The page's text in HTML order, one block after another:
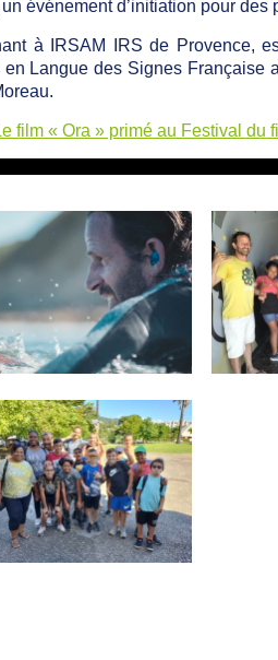
événement d’initiation pour
à IRSAM IRS de Provence,
Langue des Signes Française
film « Ora » primé au Festival du